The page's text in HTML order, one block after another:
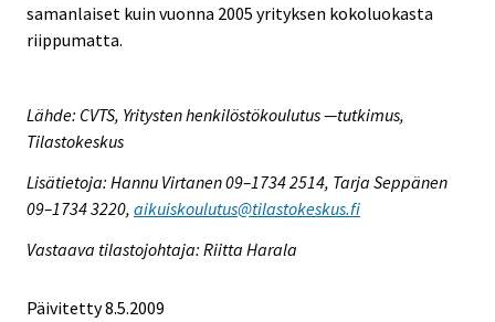
samanlaiset kuin vuonna 2005 yrityksen kokoluokasta
riippumatta.
Lähde: CVTS, Yritysten henkilöstökoulutus —tutkimus,
Tilastokeskus
Lisätietoja: Hannu Virtanen 09–1734 2514, Tarja Seppänen
09–1734 3220, aikuiskoulutus@tilastokeskus.fi
Vastaava tilastojohtaja: Riitta Harala
Päivitetty 8.5.2009